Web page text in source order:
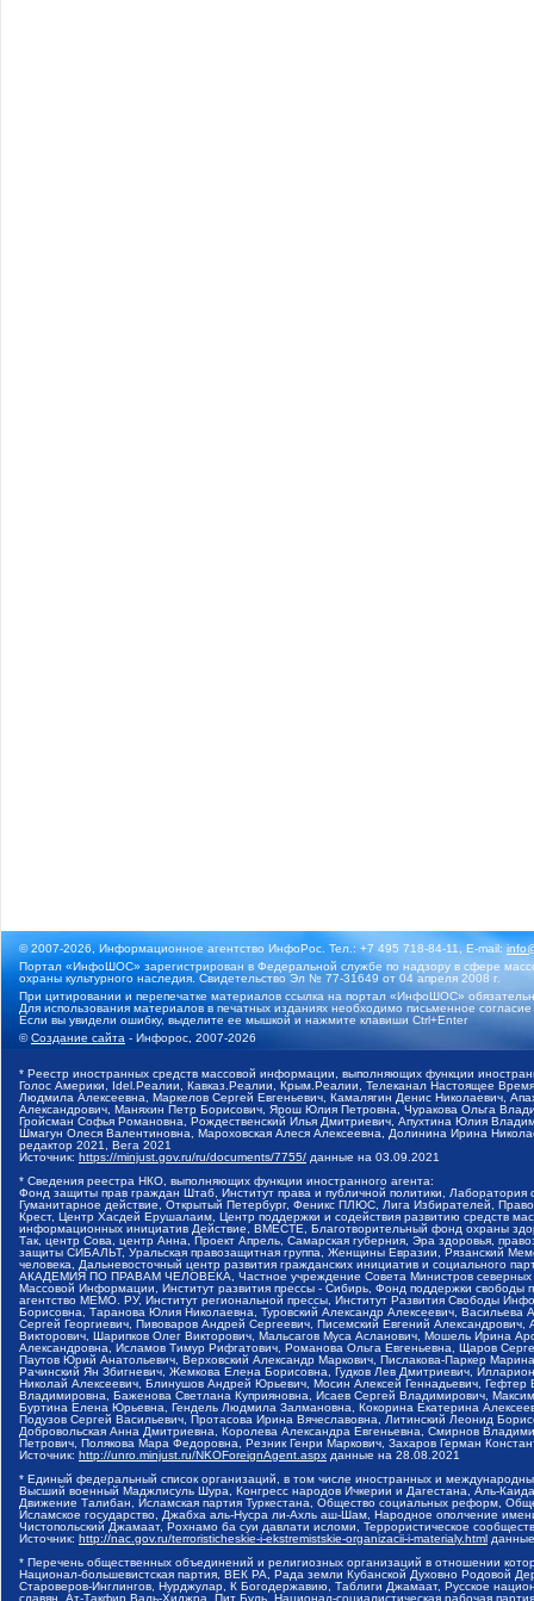
© 2007-2026, Информационное агентство ИнфоРос. Тел.: +7 495 718-84-11, E-mail:
Портал «ИнфоШОС» зарегистрирован в Федеральной службе по надзору в сфере
охраны культурного наследия. Свидетельство Эл № 77-31649 от 04 апреля 2008 г.
При цитировании и перепечатке материалов ссылка на портал «ИнфоШОС»
Для использования материалов в печатных изданиях необходимо письменное
Если вы увидели ошибку, выделите ее мышкой и нажмите клавиши Ctrl+Enter
©Создание сайта - Инфорос, 2007-2026
* Реестр иностранных средств массовой информации, выполняющих функции
Голос Америки, Idel.Реалии, Кавказ.Реалии, Крым.Реалии, Телеканал Настоящее
Людмила Алексеевна, Маркелов Сергей Евгеньевич, Камалягин Денис Николаевич,
Александрович, Маняхин Петр Борисович, Ярош Юлия Петровна, Чуракова Ольга
Гройсман Софья Романовна, Рождественский Илья Дмитриевич, Апухтина Юлия
Шмагун Олеся Валентиновна, Мароховская Алеся Алексеевна, Долинина Ирина
редактор 2021, Вега 2021
Источник: https://minjust.gov.ru/ru/documents/7755/ данные на 03.09.2021
* Сведения реестра НКО, выполняющих функции иностранного агента:
Фонд защиты прав граждан Штаб, Институт права и публичной политики,
Гуманитарное действие, Открытый Петербург, Феникс ПЛЮС, Лига Избирателей,
Крест, Центр Хасдей Ерушалаим, Центр поддержки и содействия развитию средств
информационных инициатив Действие, ВМЕСТЕ, Благотворительный фонд охраны
Так, центр Сова, центр Анна, Проект Апрель, Самарская губерния, Эра здоровья,
защиты СИБАЛЬТ, Уральская правозащитная группа, Женщины Евразии, Рязанский
человека, Дальневосточный центр развития гражданских инициатив и социального
АКАДЕМИЯ ПО ПРАВАМ ЧЕЛОВЕКА, Частное учреждение Совета Министров северных
Массовой Информации, Институт развития прессы - Сибирь, Фонд поддержки
агентство МЕМО. РУ, Институт региональной прессы, Институт Развития Свободы
Борисовна, Таранова Юлия Николаевна, Туровский Александр Алексеевич,
Сергей Георгиевич, Пивоваров Андрей Сергеевич, Писемский Евгений
Викторович, Шарипков Олег Викторович, Мальсагов Муса Асланович, Мошель Ирина
Александровна, Исламов Тимур Рифгатович, Романова Ольга Евгеньевна, Щаров
Паутов Юрий Анатольевич, Верховский Александр Маркович, Пислакова-Паркер
Рачинский Ян Збигневич, Жемкова Елена Борисовна, Гудков Лев Дмитриевич,
Николай Алексеевич, Блинушов Андрей Юрьевич, Мосин Алексей Геннадьевич,
Владимировна, Баженова Светлана Куприяновна, Исаев Сергей Владимирович,
Буртина Елена Юрьевна, Гендель Людмила Залмановна, Кокорина Екатерина
Подузов Сергей Васильевич, Протасова Ирина Вячеславовна, Литинский Леонид
Добровольская Анна Дмитриевна, Королева Александра Евгеньевна, Смирнов
Петрович, Полякова Мара Федоровна, Резник Генри Маркович, Захаров Герман
Источник: http://unro.minjust.ru/NKOForeignAgent.aspx данные на 28.08.2021
* Единый федеральный список организаций, в том числе иностранных и
Высший военный Маджлисуль Шура, Конгресс народов Ичкерии и Дагестана, Аль-
Движение Талибан, Исламская партия Туркестана, Общество социальных реформ,
Исламское государство, Джабха аль-Нусра ли-Ахль аш-Шам, Народное ополчение
Чистопольский Джамаат, Рохнамо ба суи давлати исломи, Террористическое
Источник: http://nac.gov.ru/terroristicheskie-i-ekstremistskie-organizacii-i-materialy.html
* Перечень общественных объединений и религиозных организаций в отношении
Национал-большевистская партия, ВЕК РА, Рада земли Кубанской Духовно Родовой
Староверов-Инглингов, Нурджулар, К Богодержавию, Таблиги Джамаат, Русское
славян, Ат-Такфир Валь-Хиджра, Пит Буль, Национал-социалистическая рабочая